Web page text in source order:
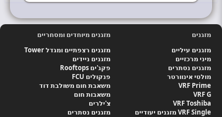
מזגנים
מזגנים עיליים
מיני מרכזיים
מזגנים נסתרים
מולטי אינוורטר
VRF Prime
VRF G
VRF Toshiba
VRF Single מזגנים יעודיים
מזגנים מיוחדים ומסחריים
מזגנים רצפתיים ומגדל Tower
מזגנים ניידים
פקג'ים Rooftops
פנקולים FCU
משאבת חום משולבת דוד
משאבות חום
צ'ילרים
מזגנים נסתרים